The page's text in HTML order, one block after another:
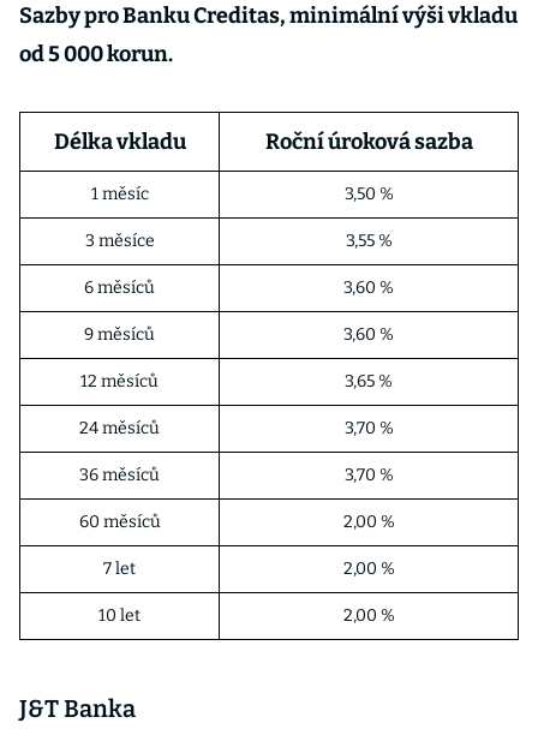
Sazby pro Banku Creditas, minimální výši vkladu
od 5 000 korun.
Délka vkladu Roční úroková sazba
1 měsíc 3,50 %
3 měsíce 3,55 %
6 měsíců 3,60 %
9 měsíců 3,60 %
12 měsíců 3,65 %
24 měsíců 3,70 %
36 měsíců 3,70 %
60 měsíců 2,00 %
7 let 2,00 %
10 let 2,00 %
J&T Banka